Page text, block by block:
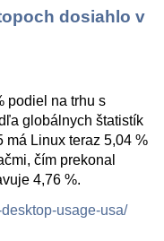
dosiahlo v
podiel na trhu s
globálnych štatistík
má Linux teraz 5,04 %
čím prekonal
4,76 %.
usage-usa/